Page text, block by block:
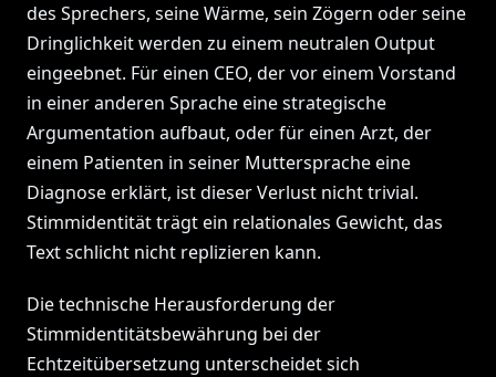
des Sprechers, seine Wärme, sein Zögern oder seine
Dringlichkeit werden zu einem neutralen Output
eingeebnet. Für einen CEO, der vor einem Vorstand
in einer anderen Sprache eine strategische
Argumentation aufbaut, oder für einen Arzt, der
einem Patienten in seiner Muttersprache eine
Diagnose erklärt, ist dieser Verlust nicht trivial.
Stimmidentität trägt ein relationales Gewicht, das
Text schlicht nicht replizieren kann.
Die technische Herausforderung der
Stimmidentitätsbewährung bei der
Echtzeitübersetzung unterscheidet sich